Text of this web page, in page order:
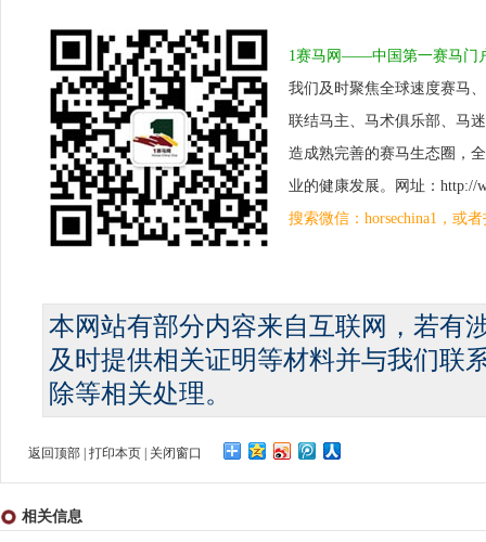
1赛马网——中国第一赛马门
我们及时聚焦全球速度赛马
联结马主、马术俱乐部、马
造成熟完善的赛马生态圈，
业的健康发展。网址：http://
搜索微信：horsechina1，或
本网站有部分内容来自互联网，若有
及时提供相关证明等材料并与我们联
除等相关处理。
返回顶部 打印本页 关闭窗口
相关信息